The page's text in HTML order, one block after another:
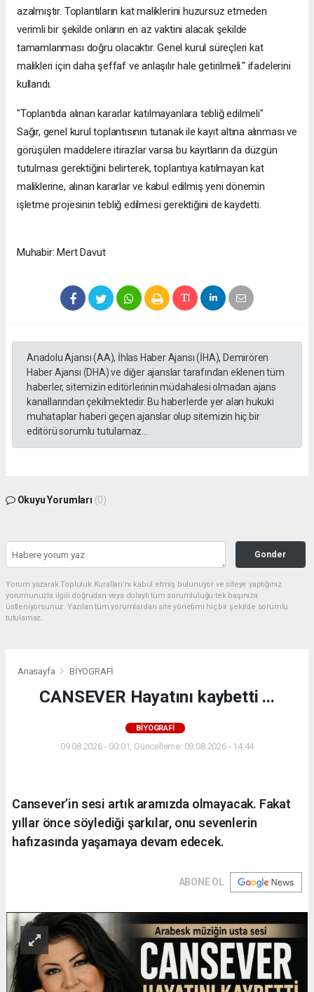
azalmıştır. Toplantıların kat maliklerini huzursuz etmeden
verimli bir şekilde onların en az vaktini alacak şekilde
tamamlanması doğru olacaktır. Genel kurul süreçleri kat
malikleri için daha şeffaf ve anlaşılır hale getirilmeli." ifadelerini
kullandı.
"Toplantıda alınan kararlar katılmayanlara tebliğ edilmeli"
Sağır, genel kurul toplantısının tutanak ile kayıt altına alınması ve
görüşülen maddelere itirazlar varsa bu kayıtların da düzgün
tutulması gerektiğini belirterek, toplantıya katılmayan kat
maliklerine, alınan kararlar ve kabul edilmiş yeni dönemin
işletme projesinin tebliğ edilmesi gerektiğini de kaydetti.
Muhabir: Mert Davut
Anadolu Ajansı (AA), İhlas Haber Ajansı (İHA), Demirören
Haber Ajansı (DHA) ve diğer ajanslar tarafından eklenen tüm
haberler, sitemizin editörlerinin müdahalesi olmadan ajans
kanallarından çekilmektedir. Bu haberlerde yer alan hukuki
muhataplar haberi geçen ajanslar olup sitemizin hiç bir
editörü sorumlu tutulamaz...
Okuyu Yorumları (0)
Gonder
Yorum yazarak Topluluk Kuralları’nı kabul etmiş bulunuyor ve siteye yaptığınız
yorumunuzla ilgili doğrudan veya dolaylı tüm sorumluluğu tek başınıza
üstleniyorsunuz. Yazılan tüm yorumlardan site yönetimi hiçbir şekilde sorumlu
tutulamaz.
Anasayfa BİYOGRAFİ
CANSEVER Hayatını kaybetti ...
BİYOGRAFİ
09.08.2026 - 00:01, Güncelleme: 09.08.2026 - 14:44
Cansever’in sesi artık aramızda olmayacak. Fakat
yıllar önce söylediği şarkılar, onu sevenlerin
hafızasında yaşamaya devam edecek.
ABONE OL